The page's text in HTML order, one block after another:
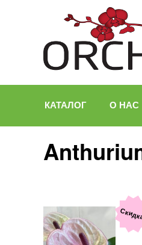
КАТАЛОГ О НАС